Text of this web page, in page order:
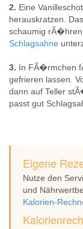
2. Eine
herauskratzen.
schaumig
Schlagsahne
3. In FÃ�rmchen
gefrieren lassen.
dann auf Teller
passt gut
Eigene
Nutze den
und
Kalorien-